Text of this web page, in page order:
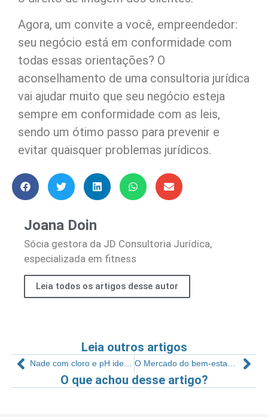
Agora, um convite a você, empreendedor:
seu negócio está em conformidade com
todas essas orientações? O
aconselhamento de uma consultoria jurídica
vai ajudar muito que seu negócio esteja
sempre em conformidade com as leis,
sendo um ótimo passo para prevenir e
evitar quaisquer problemas jurídicos.
Joana Doin
Sócia gestora da JD Consultoria Jurídica,
especializada em fitness
Leia todos os artigos desse autor
Leia outros artigos
Nade com cloro e pH ideais O Mercado do bem-estar virou livro impresso
O que achou desse artigo?